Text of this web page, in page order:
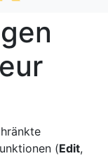
(Edit,